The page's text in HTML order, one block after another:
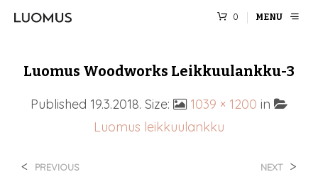
0 MENU
Luomus Woodworks Leikkuulankku-3
Published 19.3.2018. Size: 1039 × 1200 in
Luomus leikkuulankku
< PREVIOUS NEXT >